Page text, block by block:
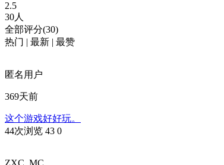
2.5
30人
全部评分(30)
热门 | 最新 | 最赞
匿名用户
369天前
这个游戏好好玩。
44次浏览 43 0